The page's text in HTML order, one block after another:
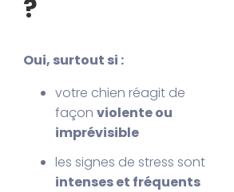
?
Oui, surtout si :
votre chien réagit de
façonviolente ou
imprévisible
les signes de stress sont
intenses et fréquents